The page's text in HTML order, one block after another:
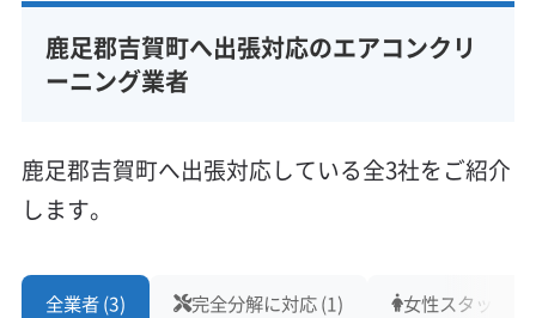
鹿足郡吉賀町へ出張対応のエアコンクリ
ーニング業者
鹿足郡吉賀町へ出張対応している全3社をご紹介
します。
全業者 (3) 完全分解に対応 (1) 女性スタッフ在